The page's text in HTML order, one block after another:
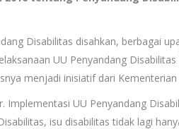
Disabilitas disahkan, berbagai
UU Penyandang
menjadi inisiatif dari Kementerian
UU Penyandang
isu disabilitas tidak lagi